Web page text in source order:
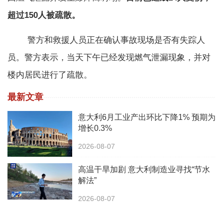
超过150人被疏散。
警方和救援人员正在确认事故现场是否有失踪人
员。警方表示，当天下午已经发现燃气泄漏现象，并对
楼内居民进行了疏散。
最新文章
意大利6月工业产出环比下降1% 预期为
增长0.3%
2026-08-07
高温干旱加剧 意大利制造业寻找“节水
解法”
2026-08-07